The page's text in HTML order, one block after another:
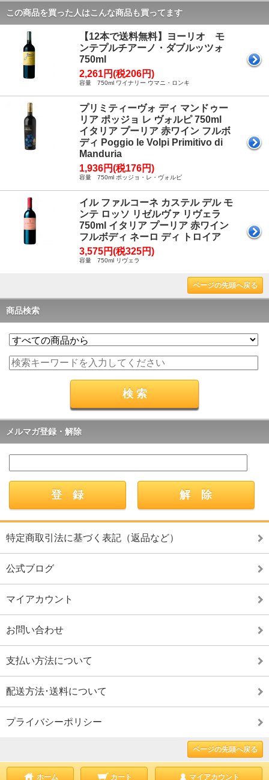
この商品を買った人はこんな商品も買ってます
【12本で送料無料】ヨーリオ モ
ンテプルチアーノ・ダブルッツォ
750ml
2,261円(税206円)
容量 750ml ワイナリー ウマニ・ロンキ
プリミティーヴォ ディ マンドゥー
リア ポッジョ レ ヴォルピ 750ml
イタリア プーリア 赤ワイン フルボ
ディ Poggio le Volpi Primitivo di
Manduria
1,936円(税176円)
容量 750ml ポッジョ・レ・ヴォルピ
イル ファルコーネ カステル デル モ
ンテ ロッソ リゼルヴァ リヴェラ
750ml イタリア プーリア 赤ワイン
フルボディ ネーロ ディ トロイア
3,575円(税325円)
容量 750ml リヴェラ
ページの先頭へ戻る
商品検索
メルマガ登録・解除
特定商取引法に基づく表記（返品など）
公式ブログ
マイアカウント
お問い合わせ
支払い方法について
配送方法･送料について
プライバシーポリシー
ページの先頭へ戻る
ホーム カート マイアカウント